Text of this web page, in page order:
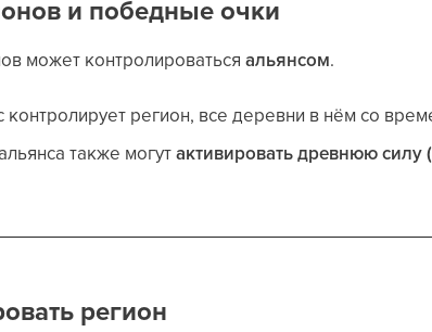
и победные очки
может контролироватьсяальянсом.
контролирует регион, все деревни в нём со
также могутактивировать древнюю силу
регион